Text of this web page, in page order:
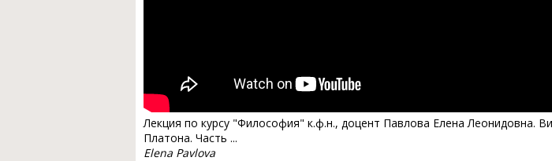
Лекция по курсу "Философия" к.ф.н., доцент Павлова Елена Леонидовна.
Платона. Часть ...
Elena Pavlova